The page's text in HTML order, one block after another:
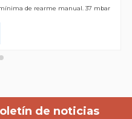
de rearme manual. 37 mbar
de noticias